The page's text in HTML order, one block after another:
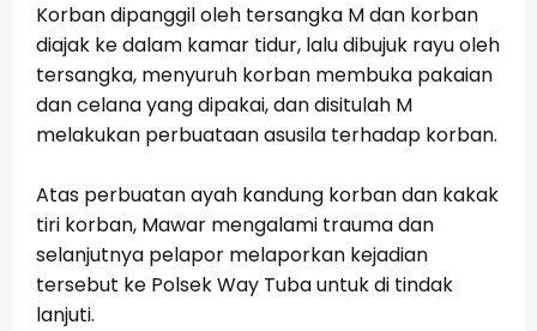
Korban dipanggil oleh tersangka M dan korban
diajak ke dalam kamar tidur, lalu dibujuk rayu oleh
tersangka, menyuruh korban membuka pakaian
dan celana yang dipakai, dan disitulah M
melakukan perbuataan asusila terhadap korban.
Atas perbuatan ayah kandung korban dan kakak
tiri korban, Mawar mengalami trauma dan
selanjutnya pelapor melaporkan kejadian
tersebut ke Polsek Way Tuba untuk di tindak
lanjuti.